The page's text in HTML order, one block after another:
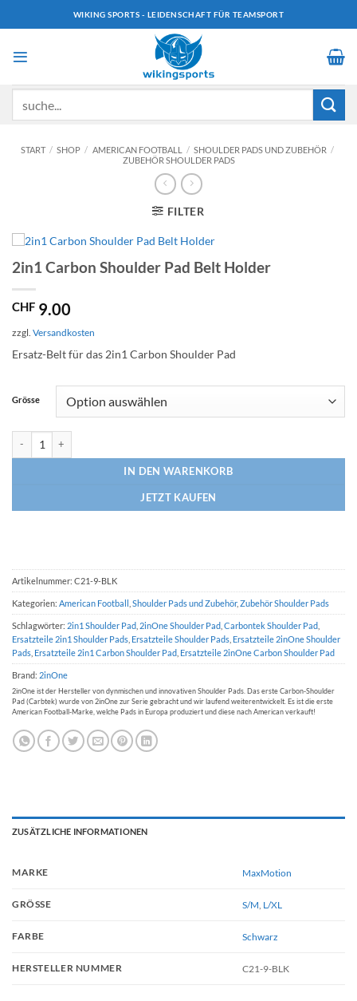
WIKING SPORTS - LEIDENSCHAFT FÜR TEAMSPORT
START / SHOP / AMERICAN FOOTBALL / SHOULDER PADS UND ZUBEHÖR /
ZUBEHÖR SHOULDER PADS
FILTER
2in1 Carbon Shoulder Pad Belt Holder
CHF 9.00
zzgl. Versandkosten
Ersatz-Belt für das 2in1 Carbon Shoulder Pad
Grösse
IN DEN WARENKORB
JETZT KAUFEN
Artikelnummer: C21-9-BLK
Kategorien: American Football Shoulder Pads und Zubehör, Zubehör Shoulder Pads
Schlagwörter: 2in1 Shoulder Pad 2inOne Shoulder Pad Carbontek Shoulder Pad
Ersatzteile 2in1 Shoulder Pads Ersatzteile Shoulder Pads Ersatzteile 2inOne Shoulder
Pads Ersatzteile 2in1 Carbon Shoulder Pad Ersatzteile 2inOne Carbon Shoulder Pad
Brand: 2inOne
2inOne ist der Hersteller von dynmischen und innovativen Shoulder Pads. Das erste Carbon-Shoulder
Pad (Carbtek) wurde von 2inOne zur Serie gebracht und wir laufend weiterentwickelt. Es ist die erste
American Football-Marke, welche Pads in Europa produziert und diese nach American verkauft!
ZUSÄTZLICHE INFORMATIONEN
MARKE MaxMotion
GRÖSSE S/M L/XL
FARBE Schwarz
HERSTELLER NUMMER C21-9-BLK